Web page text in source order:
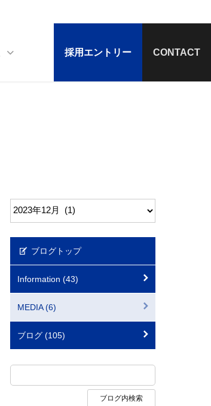
採用エントリー CONTACT
ブログトップ
Information (43)
MEDIA (6)
ブログ (105)